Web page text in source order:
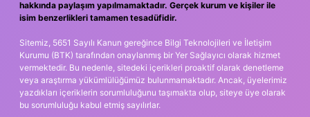
hakkında paylaşım yapılmamaktadır. Gerçek kurum ve kişiler ile
isim benzerlikleri tamamen tesadüfidir.
Sitemiz, 5651 Sayılı Kanun gereğince Bilgi Teknolojileri ve İletişim
Kurumu (BTK) tarafından onaylanmış bir Yer Sağlayıcı olarak hizmet
vermektedir. Bu nedenle, sitedeki içerikleri proaktif olarak denetleme
veya araştırma yükümlülüğümüz bulunmamaktadır. Ancak, üyelerimiz
yazdıkları içeriklerin sorumluluğunu taşımakta olup, siteye üye olarak
bu sorumluluğu kabul etmiş sayılırlar.